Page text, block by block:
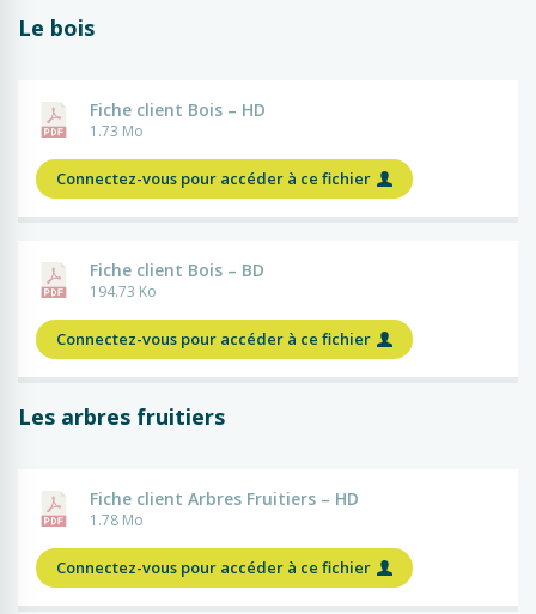
Le bois
Fiche client Bois – HD
1.73 Mo
Connectez-vous pour accéder à ce fichier
Fiche client Bois – BD
194.73 Ko
Connectez-vous pour accéder à ce fichier
Les arbres fruitiers
Fiche client Arbres Fruitiers – HD
1.78 Mo
Connectez-vous pour accéder à ce fichier